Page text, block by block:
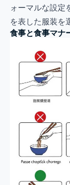
ォーマルな設定
を表した服装を
食事と食事マナ